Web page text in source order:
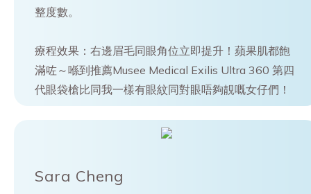
整度數。
療程效果：右邊眉毛同眼角位立即提升！蘋果肌都飽
滿咗～喺到推薦Musee Medical Exilis Ultra 360 第四
代眼袋槍比同我一樣有眼紋同對眼唔夠靚嘅女仔們！
Sara Cheng